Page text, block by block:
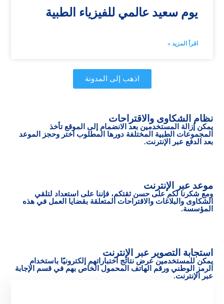
يوم سعيد عالمي للفيزياء الطبية
اقرأ المزيد »
اذهب إلى المدونة
نظام الشكاوى والاقتراحات
يمكن إزالة المستخدمين بعد الانضمام إلى الموقع تأخذ
المجموعات الطبية المختلفة دورها المطلوب اختر وحجز الموعد
بعد الدفع عبر الإنترنت.
موعد عبر الإنترنت
ومع شكرنا لكم على حسن ثقتكم، فإننا على استعداد لتلقي
الشكاوى والبلاغات والاقتراحات المتعلقة بقضايا العمل في هذه
المؤسسة.
استجابة التصوير عبر الإنترنت
يمكن للمستخدمين عرض نتائج اختباراتهم إلكترونيًا باستخدام
الرمز الوطني ورقم الهاتف المحمول الخاص بهم في قسم الإجابة
عبر الإنترنت.